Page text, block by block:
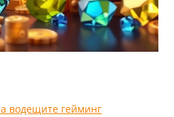
водещите гейминг